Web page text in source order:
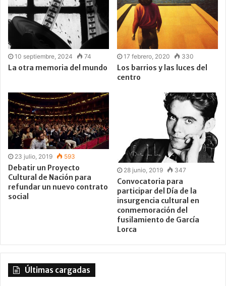
10 septiembre, 2024 74
La otra memoria del mundo
17 febrero, 2020 330
Los barrios y las luces del
centro
23 julio, 2019 593
Debatir un Proyecto
Cultural de Nación para
refundar un nuevo contrato
social
28 junio, 2019 347
Convocatoria para
participar del Día de la
insurgencia cultural en
conmemoración del
fusilamiento de García
Lorca
Últimas cargadas